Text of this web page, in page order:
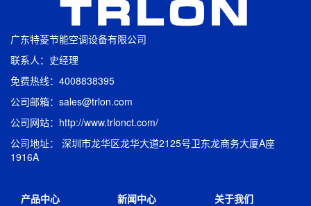
广东特菱节能空调设备有限公司
联系人：史经理
免费热线：4008838395
公司邮箱：sales@trlon.com
公司网站：http://www.trlonct.com/
公司地址： 深圳市龙华区龙华大道2125号卫东龙商务大厦A座
1916A
产品中心
新闻中心
关于我们